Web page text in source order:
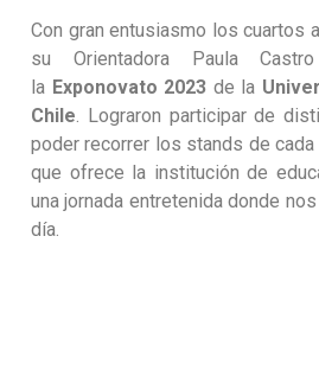
Con gran entusiasmo los cuartos
su Orientadora Paula
la Exponovato 2023 de la
Chile. Lograron participar de
poder recorrer los stands de cada
que ofrece la institución de
una jornada entretenida donde
día.